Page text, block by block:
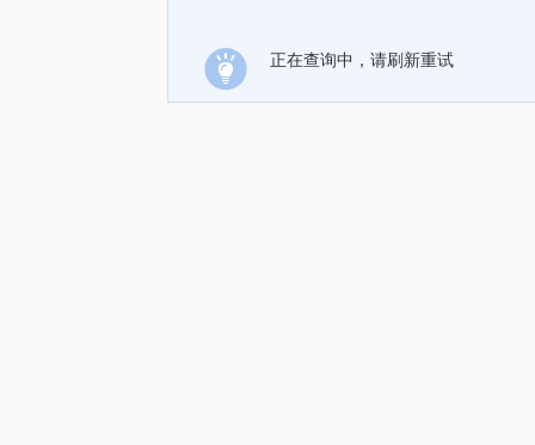
正在查询中，请刷新重试